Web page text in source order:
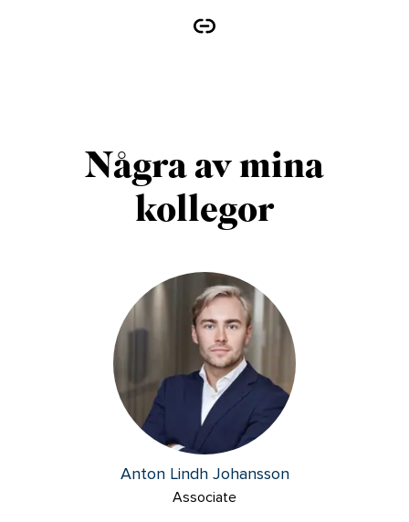
Några av mina
kollegor
Anton Lindh Johansson
Associate